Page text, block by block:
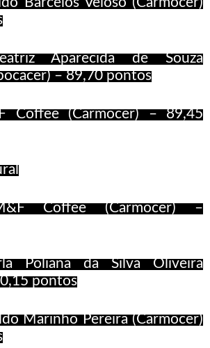
Aparecida de Souza
– 89,70pontos
Coffee (Carmocer) – 89,45
Coffee (Carmocer) –
Poliana da Silva Oliveira
pontos
Marinho Pereira (Carmocer)